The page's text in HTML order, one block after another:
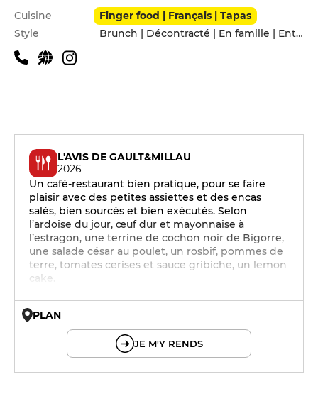
Infos pratiques
Cuisine
Finger food | Français | Tapas
Style
Brunch | Décontracté | En famille | Entre amis
L'AVIS DE GAULT&MILLAU
2026
Un café-restaurant bien pratique, pour se faire
plaisir avec des petites assiettes et des encas
salés, bien sourcés et bien exécutés. Selon
l’ardoise du jour, œuf dur et mayonnaise à
l’estragon, une terrine de cochon noir de Bigorre,
une salade césar au poulet, un rosbif, pommes de
terre, tomates cerises et sauce gribiche, un lemon
cake.
PLAN
JE M'Y RENDS